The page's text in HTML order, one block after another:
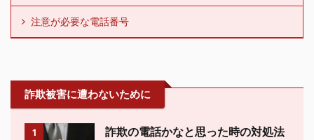
注意が必要な電話番号
詐欺被害に遭わないために
1 詐欺の電話かなと思った時の対処法